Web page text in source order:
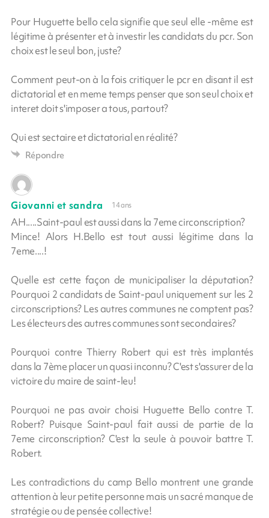
Pour Huguette bello cela signifie que seul elle -même est
légitime à présenter et à investir les candidats du pcr. Son
choix est le seul bon, juste?
Comment peut-on à la fois critiquer le pcr en disant il est
dictatorial et en meme temps penser que son seul choix et
interet doit s'imposer a tous, partout?
Qui est sectaire et dictatorial en réalité?
Répondre
Giovanni et sandra 14 ans
AH.....Saint-paul est aussi dans la 7eme circonscription?
Mince! Alors H.Bello est tout aussi légitime dans la
7eme....!
Quelle est cette façon de municipaliser la députation?
Pourquoi 2 candidats de Saint-paul uniquement sur les 2
circonscriptions? Les autres communes ne comptent pas?
Les électeurs des autres communes sont secondaires?
Pourquoi contre Thierry Robert qui est très implantés
dans la 7ème placer un quasi inconnu? C'est s'assurer de la
victoire du maire de saint-leu!
Pourquoi ne pas avoir choisi Huguette Bello contre T.
Robert? Puisque Saint-paul fait aussi de partie de la
7eme circonscription? C'est la seule à pouvoir battre T.
Robert.
Les contradictions du camp Bello montrent une grande
attention à leur petite personne mais un sacré manque de
stratégie ou de pensée collective!